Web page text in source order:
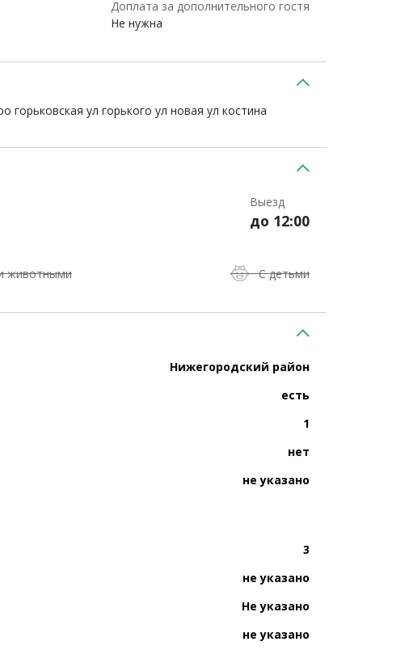
Доплата за дополнительного гостя
Не нужна
ул горького ул новая ул костина
Выезд
до 12:00
животными С детьми
Нижегородский район
есть
1
нет
не указано
3
не указано
Не указано
не указано